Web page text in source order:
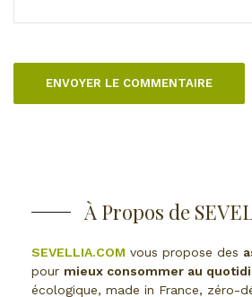
À Propos de
SEVELLIA.COM vous propose des
pour mieux consommer au
écologique, made in France, zéro-